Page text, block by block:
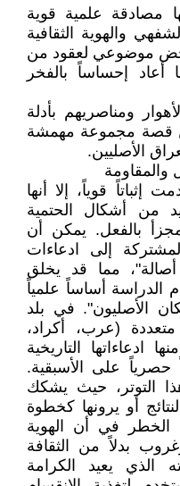
مصادقة علمية قوية
والهوية الثقافية
دحض موضوعي لعقود من
أعاد إحساساً بالفخر
ومناصريهم بأدلة
قصة مجموعة مهمشة
الأصليين.
قوياً، إلا أنها
من أشكال الحتمية
بالفعل. يمكن أن
إلى ادعاءات
مما قد يخلق
الدراسة أساساً علمياً
الأصليون". في بلد
(عرب، أكراد،
ادعاءاتها التاريخية
حصرياً على الأسبقية.
التوتر، حيث يشكك
أو يرونها كخطوة
في أن الهوية
بدلاً من الثقافة
الذي يعيد الكرامة